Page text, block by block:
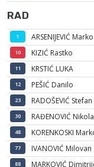
RAD
1 ARSENIJEVIĆ Marko
10 KIZIĆ Rastko
11 KRSTIĆ LUKA
12 PEŠIĆ Danilo
23 RADOŠEVIĆ Stefan
30 RAĐENOVIĆ Nikola
48 KORENKOSKI
77 IVANOVIĆ Milovan
88 MARKOVIĆ